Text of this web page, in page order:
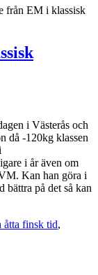
från EM i klassisk
i Västerås och
då -120kg klassen
i år även om
Kan han göra i
bättra på det så kan
åtta finsk tid,